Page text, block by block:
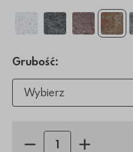
Grubość:
Wybierz
Ilość sztuk: